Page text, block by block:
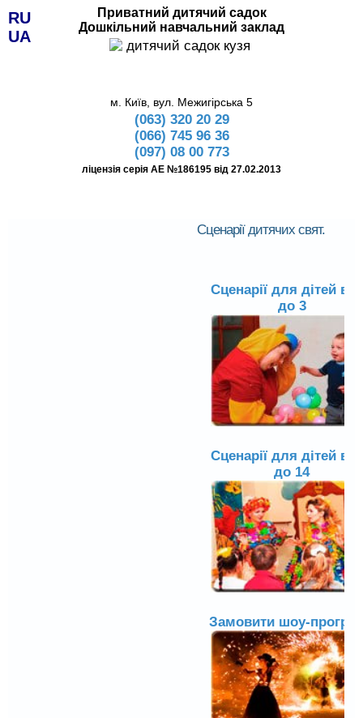
RU
UA
Приватний дитячий садок
Дошкільний навчальний заклад
м. Київ, вул. Межигірська 5
(063) 320 20 29
(066) 745 96 36
(097) 08 00 773
ліцензія серія АЕ №186195 від 27.02.2013
Сценарії дитячих свят.
Сценарії для дітей
до 3
Сценарії для дітей
до 14
Замовити шоу-